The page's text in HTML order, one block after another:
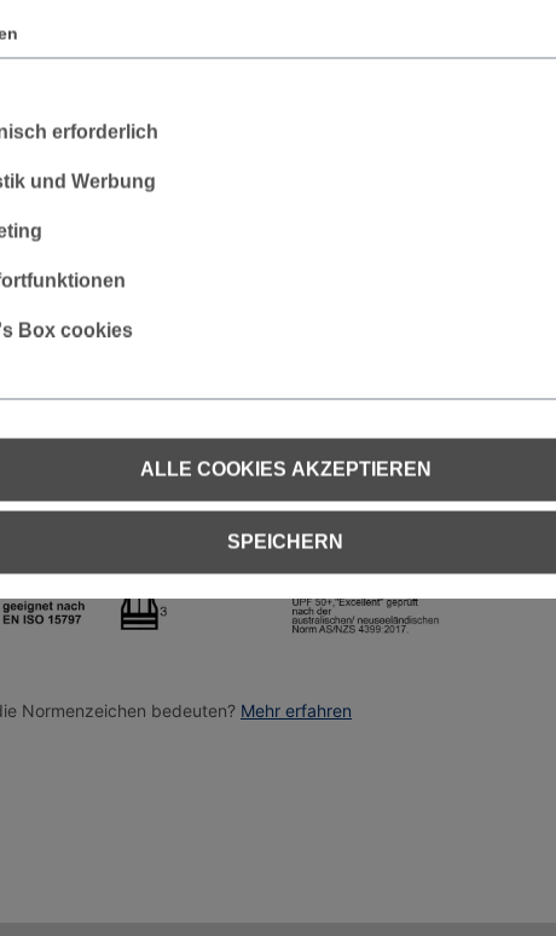
EN ISO 15797 Industriewäsche EN ISO
Normenzeichen bedeuten? Mehr erfahren
erforderlich
und Werbung
Box cookies
ALLE COOKIES AKZEPTIEREN
SPEICHERN